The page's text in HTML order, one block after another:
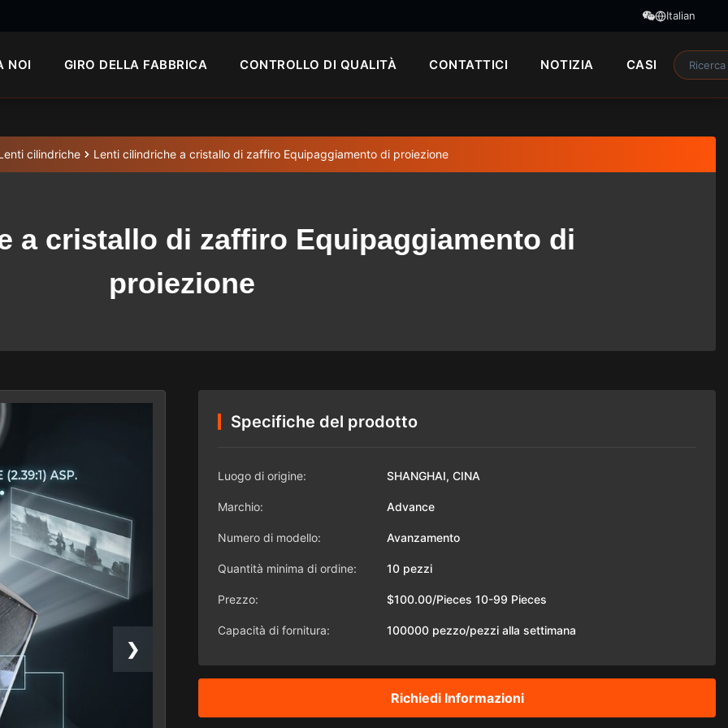
Italian
NOI GIRO DELLA FABBRICA CONTROLLO DI QUALITÀ CONTATTICI NOTIZIA CASI
cilindriche Lenti cilindriche a cristallo di zaffiro Equipaggiamento di proiezione
a cristallo di zaffiro Equipaggiamento di
proiezione
❯
Specifiche del prodotto
Luogo di origine: SHANGHAI, CINA
Marchio: Advance
Numero di modello: Avanzamento
Quantità minima di ordine: 10 pezzi
Prezzo: $100.00/Pieces 10-99 Pieces
Capacità di fornitura: 100000 pezzo/pezzi alla settimana
Richiedi Informazioni